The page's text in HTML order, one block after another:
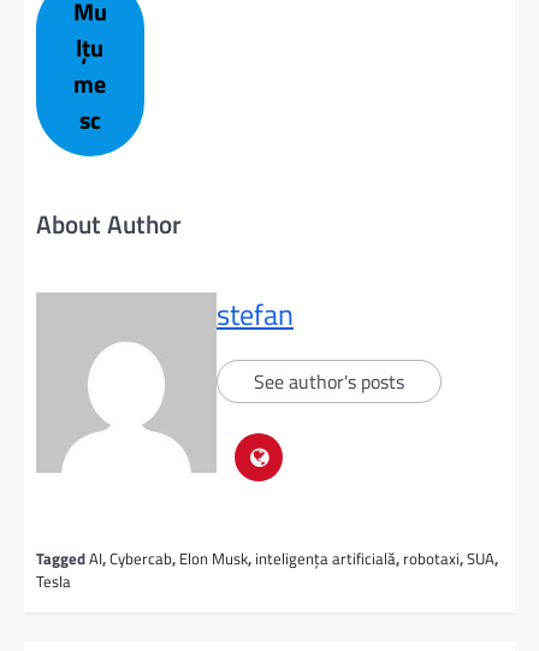
Mu
lțu
me
sc
About Author
stefan
See author's posts
TaggedAI,Cybercab, Elon Musk, inteligența artificială, robotaxi,SUA,
Tesla